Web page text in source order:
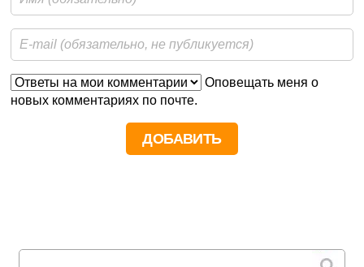
Оповещать меня о
новых комментариях по почте.